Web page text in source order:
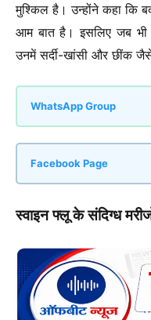
मुश्किल है। उन्होंने कहा कि
आम बात है। इसलिए जब भी
उनमें सर्दी-खांसी और छींक
WhatsApp Group
Facebook Page
स्वाइन फ्लू के संदिग्ध